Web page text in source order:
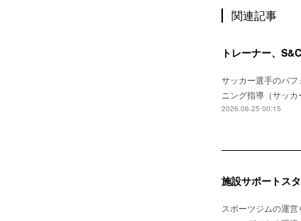
関連記事
トレーナー、
サッカー選手のパ
ニング指導（サッ
2026.06.25 00:15
施設サポートス
スポーツジムの運